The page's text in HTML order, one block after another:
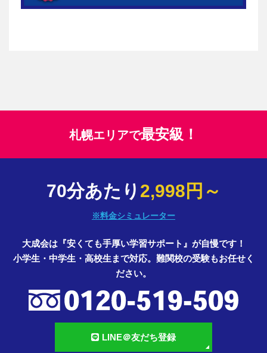
札幌エリアで最安級！
70分あたり 2,998円～
※料金シミュレーター
大成会は『安くても手厚い学習サポート』が自慢です！
小学生・中学生・高校生まで対応。難関校の受験もお任せく
ださい。
LINE＠友だち登録